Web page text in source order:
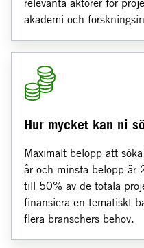
relevanta aktörer för
akademi och
Hur mycket kan ni
Maximalt belopp att
år och minsta belopp är
till 50% av de totala
finansiera en tematiskt
flera branschers behov.